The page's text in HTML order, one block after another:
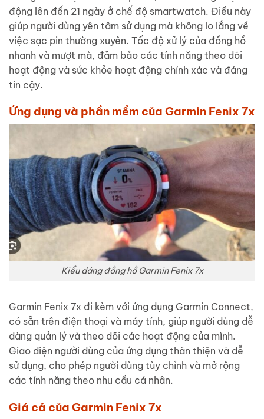
động lên đến 21 ngày ở chế độ smartwatch. Điều này
giúp người dùng yên tâm sử dụng mà không lo lắng về
việc sạc pin thường xuyên. Tốc độ xử lý của đồng hồ
nhanh và mượt mà, đảm bảo các tính năng theo dõi
hoạt động và sức khỏe hoạt động chính xác và đáng
tin cậy.
Ứng dụng và phần mềm của Garmin Fenix 7x
Kiểu dáng đồng hồ Garmin Fenix 7x
Garmin Fenix 7x đi kèm với ứng dụng Garmin Connect,
có sẵn trên điện thoại và máy tính, giúp người dùng dễ
dàng quản lý và theo dõi các hoạt động của mình.
Giao diện người dùng của ứng dụng thân thiện và dễ
sử dụng, cho phép người dùng tùy chỉnh và mở rộng
các tính năng theo nhu cầu cá nhân.
Giá cả của Garmin Fenix 7x